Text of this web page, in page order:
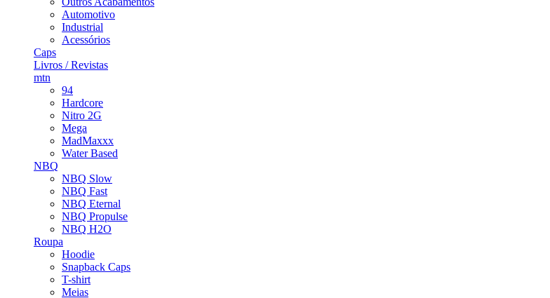
Automotivo
Industrial
Acessórios
Caps
Livros / Revistas
mtn
94
Hardcore
Nitro 2G
Mega
MadMaxxx
Water Based
NBQ
NBQ Slow
NBQ Fast
NBQ Eternal
NBQ Propulse
NBQ H2O
Roupa
Hoodie
Snapback Caps
T-shirt
Meias